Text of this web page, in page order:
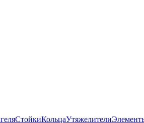
СтойкиКольцаУтяжелители